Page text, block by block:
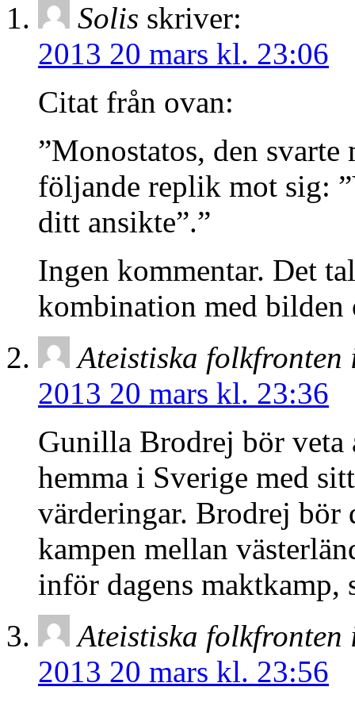
Solis skriver:
2013 20 mars kl. 23:06
Citat från ovan:
”Monostatos, den
följande replik mot sig:
ditt ansikte”.”
Ingen kommentar. Det
kombination med bilden
Ateistiska folkfronten
2013 20 mars kl. 23:36
Gunilla Brodrej bör veta
hemma i Sverige med
värderingar. Brodrej bör
kampen mellan
inför dagens
Ateistiska folkfronten
2013 20 mars kl. 23:56